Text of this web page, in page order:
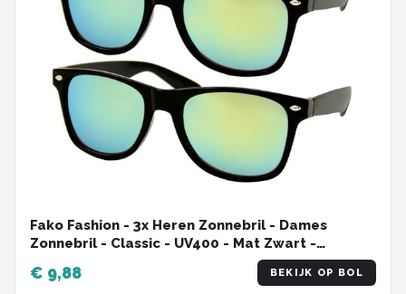
Fako Fashion - 3x Heren Zonnebril - Dames
Zonnebril - Classic - UV400 - Mat Zwart -
Groen/Gele Spiegelglazen - 3 Stuks
€ 9,88 BEKIJK OP BOL